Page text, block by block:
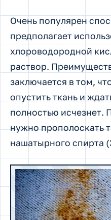
Очень популярен
предполагает
хлороводородной
раствор.
заключается в том,
опустить ткань и
полностью исчезнет.
нужно прополоскать
нашатырного спирта